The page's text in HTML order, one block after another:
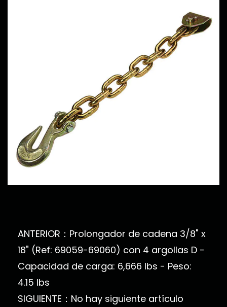
ANTERIOR：Prolongador de cadena 3/8" x
18" (Ref: 69059-69060) con 4 argollas D -
Capacidad de carga: 6,666 lbs - Peso:
4.15 lbs
SIGUIENTE：No hay siguiente artículo